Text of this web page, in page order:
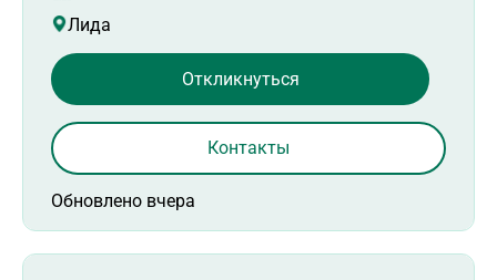
Лида
Обновлено вчера
Откликнуться
Контакты